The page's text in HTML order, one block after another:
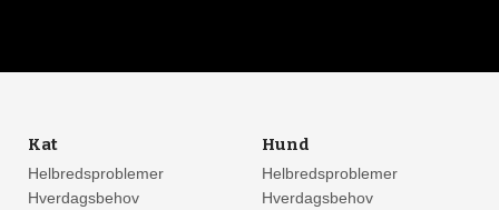
Kat
Helbredsproblemer
Hverdagsbehov
Hund
Helbredsproblemer
Hverdagsbehov